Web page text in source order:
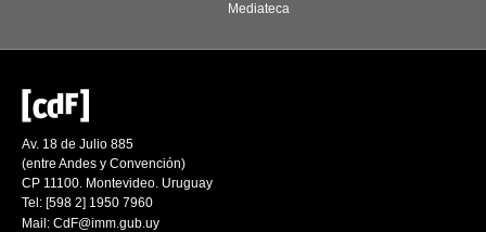
Mediateca
Av. 18 de Julio 885
(entre Andes y Convención)
CP 11100. Montevideo. Uruguay
Tel: [598 2] 1950 7960
Mail: CdF@imm.gub.uy